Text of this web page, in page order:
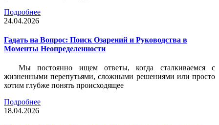
Подробнее
24.04.2026
Гадать на Вопрос: Поиск Озарений и Руководства в
Моменты Неопределенности
Мы постоянно ищем ответы, когда сталкиваемся с
жизненными перепутьями, сложными решениями или просто
хотим глубже понять происходящее
Подробнее
18.04.2026